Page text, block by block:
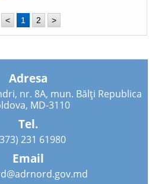
< 1 2 >
Adresa
nr. 8A, mun. Bălți Republica
MD-3110
Tel.
231 61980
Email